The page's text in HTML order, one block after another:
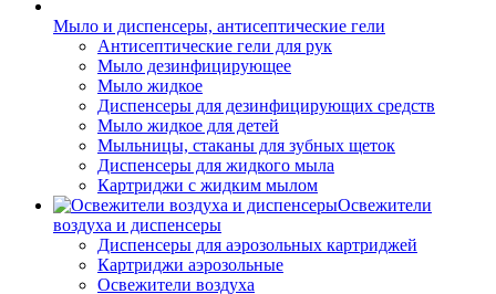
Мыло и диспенсеры, антисептические гели
Антисептические гели для рук
Мыло дезинфицирующее
Мыло жидкое
Диспенсеры для дезинфицирующих средств
Мыло жидкое для детей
Мыльницы, стаканы для зубных щеток
Диспенсеры для жидкого мыла
Картриджи с жидким мылом
Освежители
воздуха и диспенсеры
Диспенсеры для аэрозольных картриджей
Картриджи аэрозольные
Освежители воздуха